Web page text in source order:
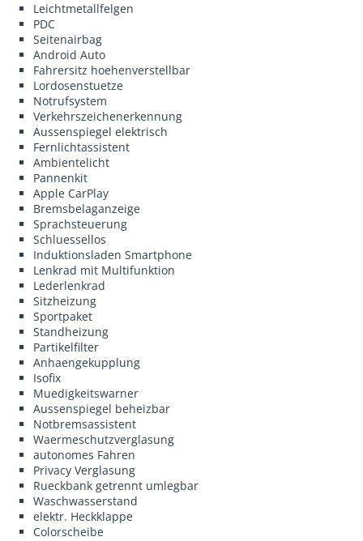
Leichtmetallfelgen
PDC
Seitenairbag
Android Auto
Fahrersitz hoehenverstellbar
Lordosenstuetze
Notrufsystem
Verkehrszeichenerkennung
Aussenspiegel elektrisch
Fernlichtassistent
Ambientelicht
Pannenkit
Apple CarPlay
Bremsbelaganzeige
Sprachsteuerung
Schluessellos
Induktionsladen Smartphone
Lenkrad mit Multifunktion
Lederlenkrad
Sitzheizung
Sportpaket
Standheizung
Partikelfilter
Anhaengekupplung
Isofix
Muedigkeitswarner
Aussenspiegel beheizbar
Notbremsassistent
Waermeschutzverglasung
autonomes Fahren
Privacy Verglasung
Rueckbank getrennt umlegbar
Waschwasserstand
elektr. Heckklappe
Colorscheibe